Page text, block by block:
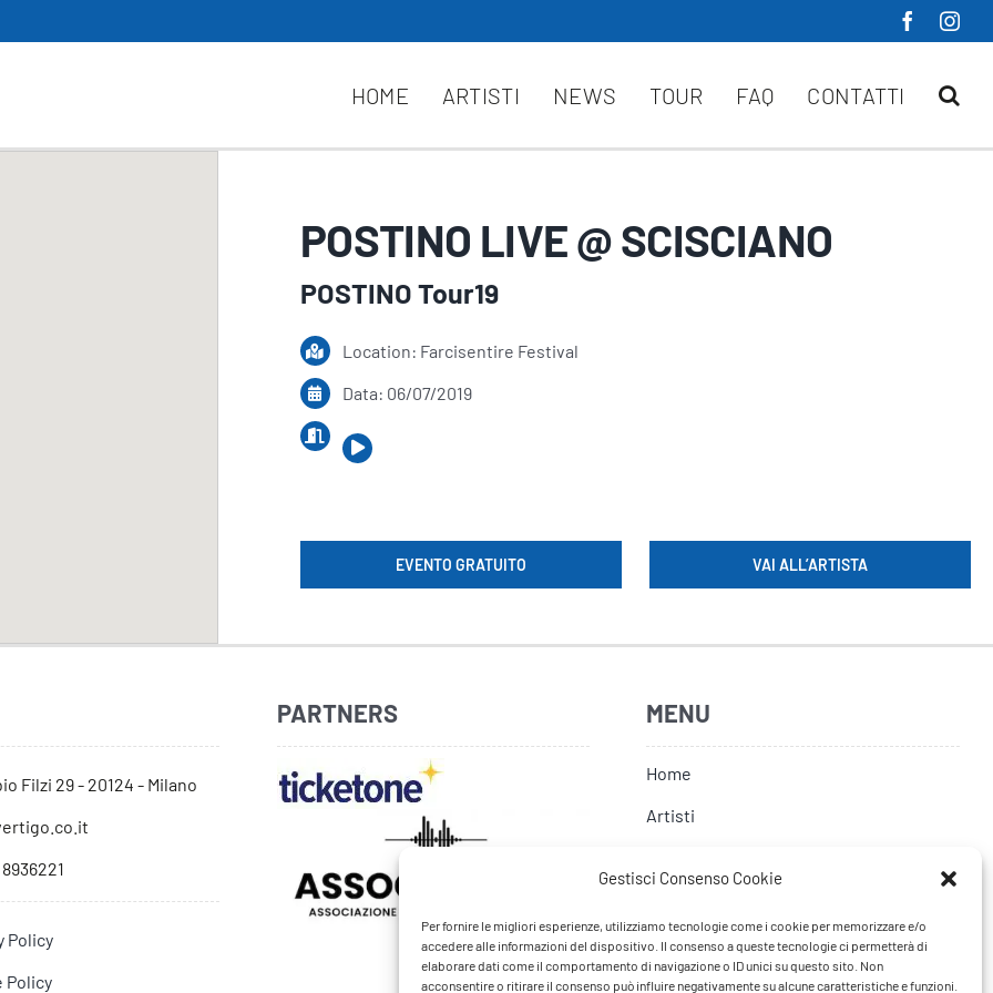
Gestisci Consenso Cookie
Per fornire le migliori esperienze, utilizziamo tecnologie come i cookie per memorizzare e/o
accedere alle informazioni del dispositivo. Il consenso a queste tecnologie ci permetterà di
elaborare dati come il comportamento di navigazione o ID unici su questo sito. Non
acconsentire o ritirare il consenso può influire negativamente su alcune caratteristiche e funzioni.
HOME ARTISTI NEWS TOUR FAQ CONTATTI
POSTINO LIVE @ SCISCIANO
POSTINO Tour19
Location: Farcisentire Festival
Data: 06/07/2019
EVENTO GRATUITO VAI ALL’ARTISTA
Filzi 29 - 20124 - Milano
Policy
Policy
PARTNERS MENU
Home
Artisti
FAQ
Contatti